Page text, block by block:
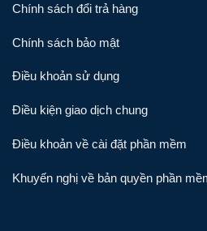
Chính sách đổi trả hàng
Chính sách bảo mật
Điều khoản sử dụng
Điều kiện giao dịch chung
Điều khoản về cài đặt phần mềm
Khuyến nghị về bản quyền phần